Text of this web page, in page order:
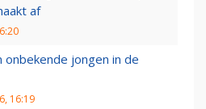
af
onbekende jongen in de
16:19